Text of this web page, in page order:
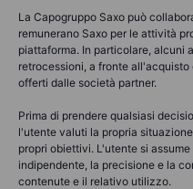
La Capogruppo Saxo può
remunerano Saxo per le attività
piattaforma. In particolare, alcuni
retrocessioni, a fronte
offerti dalle società partner.
Prima di prendere qualsiasi
l'utente valuti la propria
propri obiettivi. L'utente si
indipendente, la precisione e la
contenute e il relativo utilizzo.